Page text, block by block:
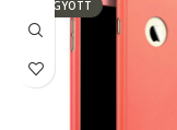
ELFOGYOTT